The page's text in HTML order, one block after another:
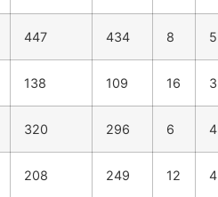
447 434 8 5
138 109 16 3
320 296 6 4
208 249 12 4